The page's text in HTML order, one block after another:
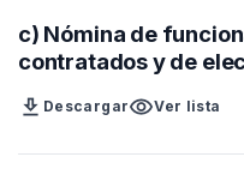
c) Nómina de
contratados y de
download DescargarvisibilityVer lista